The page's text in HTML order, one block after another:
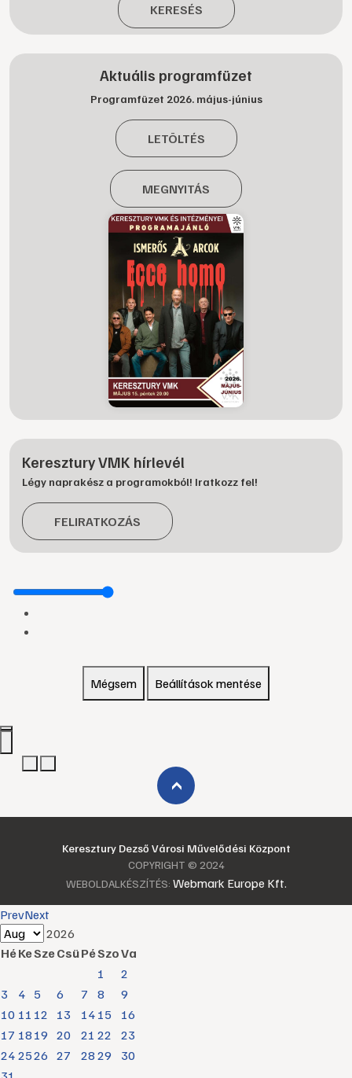
KERESÉS
Aktuális programfüzet
Programfüzet 2026. május-június
LETÖLTÉS
MEGNYITÁS
Keresztury VMK hírlevél
Légy naprakész a programokból! Iratkozz fel!
FELIRATKOZÁS
Mégsem Beállítások mentése
›
Keresztury Dezső Városi Művelődési Központ
COPYRIGHT © 2024
WEBOLDALKÉSZÍTÉS: Webmark Europe Kft.
PrevNext
2026
HéKeSzeCsüPéSzoVa
1
2
3
4 5 6 7 8
9
10 11 12 13 14 15
16
17 18 19 20 21 22
23
24 2526 27 28 29
30